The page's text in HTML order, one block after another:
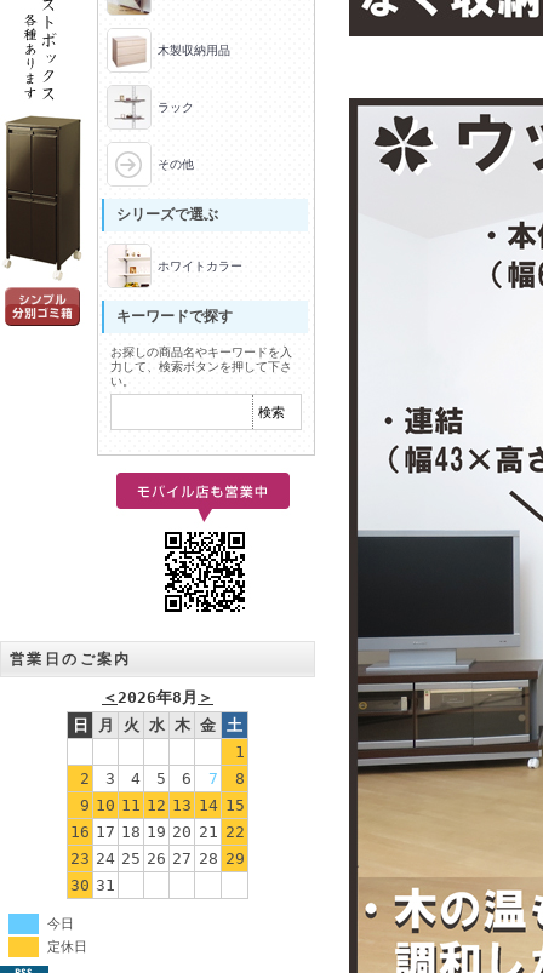
木製収納用品
ラック
その他
シリーズで選ぶ
ホワイトカラー
キーワードで探す
お探しの商品名やキーワードを入
力して、検索ボタンを押して下さ
い。
営業日のご案内
＜2026年8月 ＞
日
月 火 水 木 金 土
1
2
3 4 5 6 7
8
9 10 11 12 13 14 15
16 17 18 19 20 21 22
23 24 25 26 27 28 29
30 31
今日
定休日